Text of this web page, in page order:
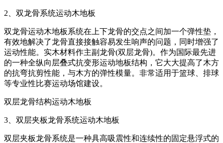
2、双龙骨系统运动木地板
双龙骨运动木地板系统在上下龙骨的交点之间加一个弹性垫，
有效地解决了龙骨直接接触容易发生响声的问题，同时增强了
运动性能。实木材料作主副龙骨(双层龙骨)。作为国际最先进
的一种全纵向层叠式抗变形运动地板结构，它大大提高了木方
的抗弯抗剪性能，与木方的弹性模量。非常适用于篮球、排球
等专业性比赛运动场馆建设。
双层龙骨结构运动木地板
3、双层夹板龙骨系统运动木地板
双层夹板龙骨系统是一种具高吸震性和连续性的固定悬浮式的